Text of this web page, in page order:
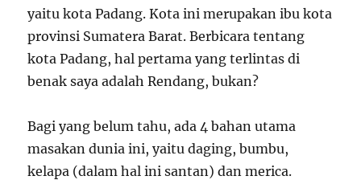
yaitu kota Padang. Kota ini merupakan ibu kota
provinsi Sumatera Barat. Berbicara tentang
kota Padang, hal pertama yang terlintas di
benak saya adalah Rendang, bukan?
Bagi yang belum tahu, ada 4 bahan utama
masakan dunia ini, yaitu daging, bumbu,
kelapa (dalam hal ini santan) dan merica.